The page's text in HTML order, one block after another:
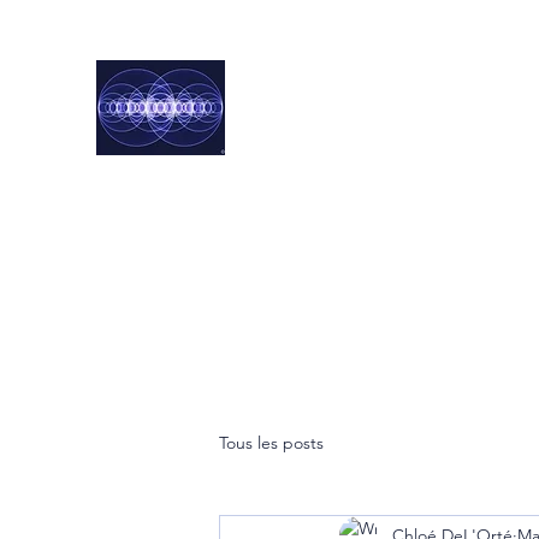
Tous les posts